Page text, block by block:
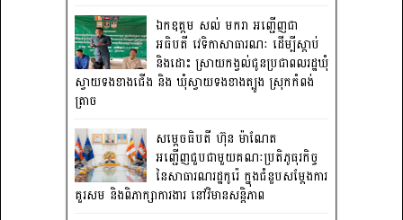
ឯកឧត្តម សល់ មករា អញ្ជើញជា
អធិបតី វេទិកាសាធារណៈ ដើម្បីស្តាប់
និងដោះ ស្រាយកង្វល់ជូនប្រជាពលរដ្ឋឃុំ
ស្វាយទងខាងជើង និង ឃុំស្វាយទងខាងត្បូង ស្រុកកំពង់
ត្រាច
សម្តេចធិបតី ហ៊ុន ម៉ាណែត
អញ្ជើញជួបជាមួយគណៈប្រតិភូធុរកិច្ច
នៃសាធារណរដ្ឋកូរ៉េ ក្នុងជំនួបសម្តែងការ
គួរសម និងពិភាក្សាការងារ នៅវិមានសន្តិភាព